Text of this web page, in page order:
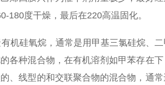
180度干燥，最后在220高温固化。
机硅氧烷，通常是用甲基三氯硅烷、
各种混合物，在有机溶剂如甲苯存在
、线型的和交联聚合物的混合物，通